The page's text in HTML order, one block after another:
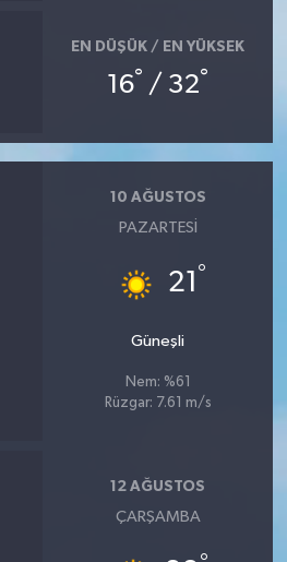
EN DÜŞÜK / EN YÜKSEK
16° / 32°
10 AĞUSTOS
PAZARTESI
21 °
Güneşli
Nem: %61
Rüzgar: 7.61 m/s
12 AĞUSTOS
ÇARŞAMBA